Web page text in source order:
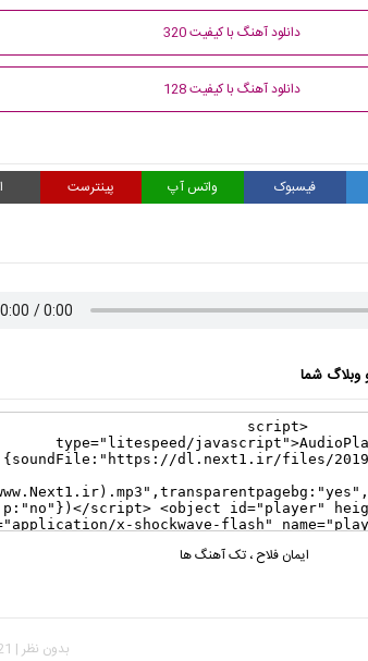
دانلود آهنگ با کیفیت 320
دانلود آهنگ با کیفیت 128
فیسبوک واتس آپ پینترست
شما
ایمان فلاح ،تک آهنگ ها
بدون نظر | 1,021 بازدید